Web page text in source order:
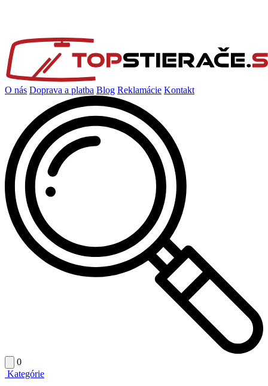
O nás Doprava a platba Blog Reklamácie Kontakt
0
Kategórie